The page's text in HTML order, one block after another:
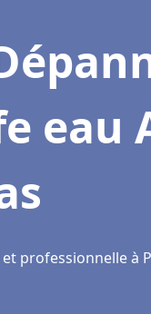
eau
professionnelle à